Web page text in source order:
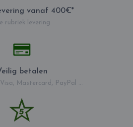
vanaf 400€*
rubriek levering
betalen
Mastercard, PayPal ...